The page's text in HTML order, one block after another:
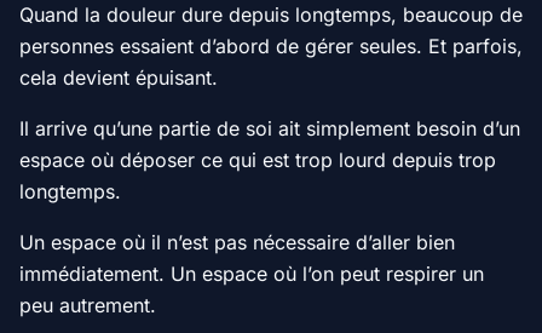
Quand la douleur dure depuis longtemps, beaucoup de
personnes essaient d’abord de gérer seules. Et parfois,
cela devient épuisant.
Il arrive qu’une partie de soi ait simplement besoin d’un
espace où déposer ce qui est trop lourd depuis trop
longtemps.
Un espace où il n’est pas nécessaire d’aller bien
immédiatement. Un espace où l’on peut respirer un
peu autrement.